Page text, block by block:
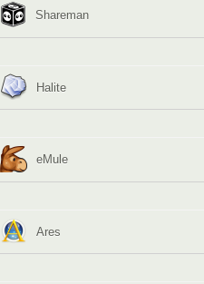
Shareman
Halite
eMule
Ares